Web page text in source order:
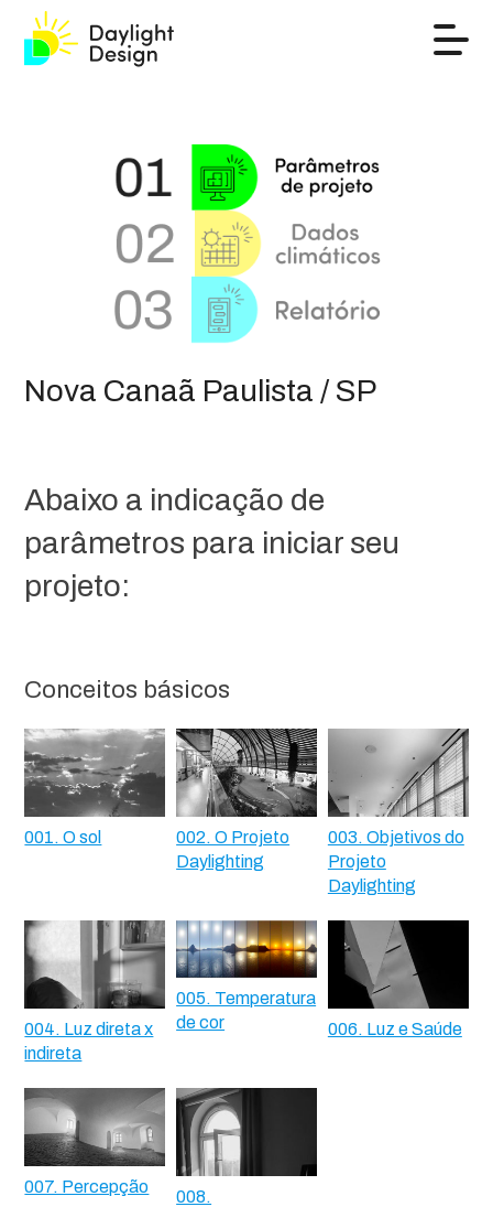
Nova Canaã Paulista / SP
Abaixo a indicação de
parâmetros para iniciar seu
projeto:
Conceitos básicos
001. O sol
002. O Projeto
Daylighting
003. Objetivos do
Projeto
Daylighting
004. Luz direta x
indireta
005. Temperatura
de cor
006. Luz e Saúde
007. Percepção
008.